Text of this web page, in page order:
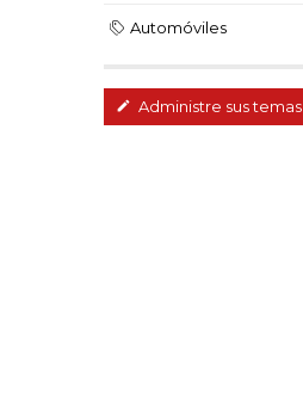
Automóviles
Administre sus temas